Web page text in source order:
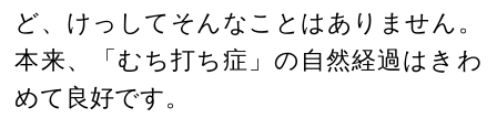
ど、けっしてそんなことはありません。
本来、「むち打ち症」の自然経過はきわ
めて良好です。